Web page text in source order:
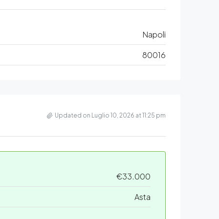
Napoli
80016
Updated on Luglio 10, 2026 at 11:25 pm
€33.000
Asta